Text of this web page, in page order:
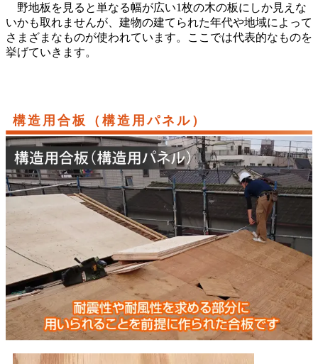
野地板を見ると単なる幅が広い1枚の木の板にしか見えな
いかも取れませんが、建物の建てられた年代や地域によって
さまざまなものが使われています。ここでは代表的なものを
挙げていきます。
構造用合板（構造用パネル）